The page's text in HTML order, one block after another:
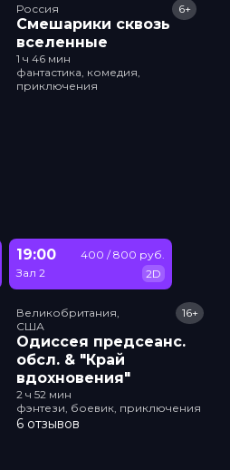
Россия
Смешарики сквозь
вселенные
6+
1 ч 46 мин
фантастика, комедия,
приключения
19:00
Зал 2
400 / 800 руб.
2D
Великобритания,
США
Одиссея прeдсeанc.
обсл. & "Край
вдохновения"
16+
2 ч 52 мин
фэнтези, боевик, приключения
6 отзывов